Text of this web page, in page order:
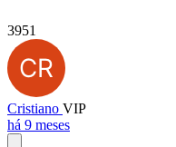
3951
Cristiano VIP
há 9 meses